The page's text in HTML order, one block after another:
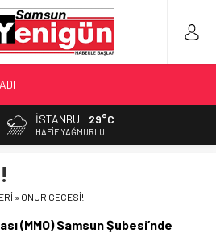
HEDEF 5’İNCİLİK!
YAPIN!’
YAPILAN EN BÜYÜK HATALAR
İSTANBUL 29°C
HAFIF YAĞMURLU
» ONUR GECESİ!
(MMO) Samsun Şubesi’nde